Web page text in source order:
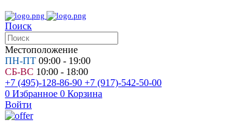
Поиск
Местоположение
ПН-ПТ 09:00 - 19:00
СБ-ВС 10:00 - 18:00
+7 (495)-128-86-90 +7 (917)-542-50-00
0 Избранное 0 Корзина
Войти